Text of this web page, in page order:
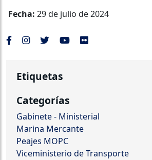
Fecha: 29 de julio de 2024
Etiquetas
Categorías
Gabinete - Ministerial
Marina Mercante
Peajes MOPC
Viceministerio de Transporte